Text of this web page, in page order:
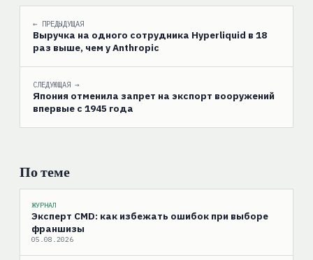
← ПРЕДЫДУЩАЯ
Выручка на одного сотрудника Hyperliquid в 18
раз выше, чем у Anthropic
СЛЕДУЮЩАЯ →
Япония отменила запрет на экспорт вооружений
впервые с 1945 года
По теме
ЖУРНАЛ
Эксперт CMD: как избежать ошибок при выборе
франшизы
05.08.2026